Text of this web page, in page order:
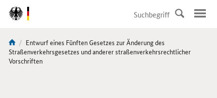
DirektZu:
Navigation
Sie
sind
Aktuelle
Seite:
Entwurf eines Fünften Gesetzes zur Änderung des
Straßenverkehrsgesetzes und anderer straßenverkehrsrechtlicher
Vorschriften